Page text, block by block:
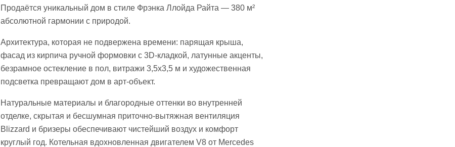
Продаётся уникальный дом в стиле Фрэнка Ллойда Райта — 380 м²
абсолютной гармонии с природой.
Архитектура, которая не подвержена времени: парящая крыша,
фасад из кирпича ручной формовки с 3D-кладкой, латунные акценты,
безрамное остекление в пол, витражи 3,5х3,5 м и художественная
подсветка превращают дом в арт-объект.
Натуральные материалы и благородные оттенки во внутренней
отделке, скрытая и бесшумная приточно-вытяжная вентиляция
Blizzard и бризеры обеспечивают чистейший воздух и комфорт
круглый год. Котельная вдохновленная двигателем V8 от Mercedes